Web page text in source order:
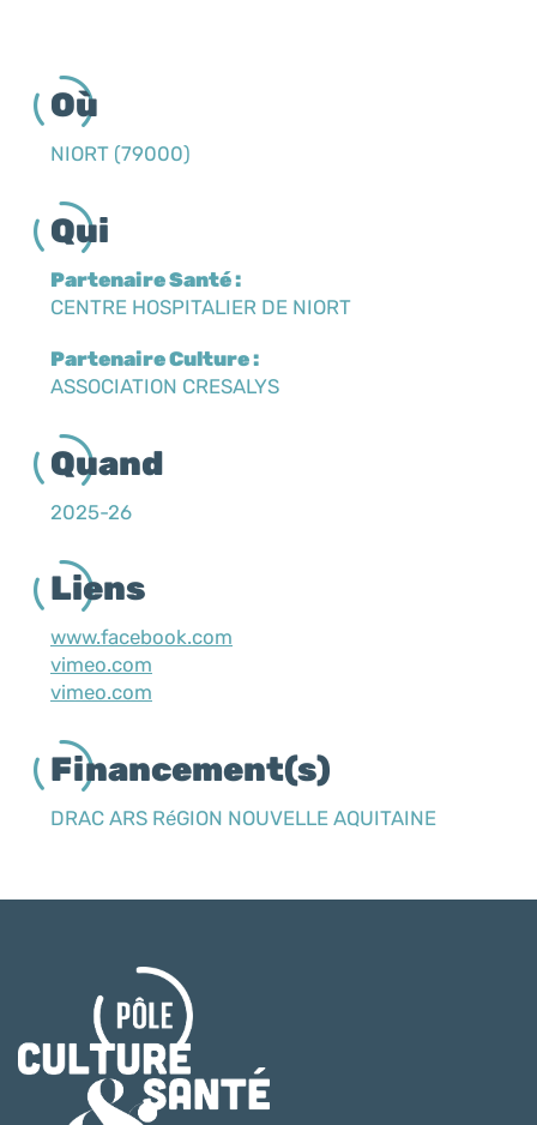
Où
NIORT (79000)
Qui
Partenaire Santé :
CENTRE HOSPITALIER DE NIORT
Partenaire Culture :
ASSOCIATION CRESALYS
Quand
2025-26
Liens
www.facebook.com
vimeo.com
vimeo.com
Financement(s)
DRAC ARS RéGION NOUVELLE AQUITAINE